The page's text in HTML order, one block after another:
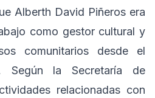
Alberth David Piñeros era
como gestor cultural y
comunitarios desde el
Según la Secretaría de
relacionadas con